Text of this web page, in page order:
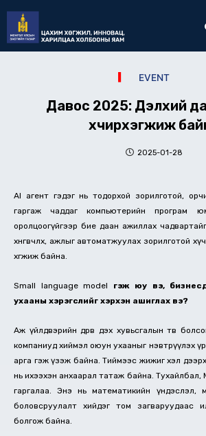
content
EVENT
Давос 2025: Дэлхий
хүчирхэгжиж
2025-01-28
AI агент гэдэг нь тодорхой зорилготой,
гаргаж чаддаг компьютерийн програм
оролцоогүйгээр бие даан ажиллах
хөнгөвчлөх, ажлыг автоматжуулах зорилготой
хөгжиж байна.
Small language model гэж юу вэ,
ухааны хэрэгслийг хэрхэн ашиглах вэ?
Аж үйлдвэрийн дөрөв дэх хувьсгалын төв
компаниуд хиймэл оюун ухааныг нэвтрүүлэх
арга гэж үзэж байна. Тиймээс жижиг хэл
нь ихээхэн анхаарал татаж байна.
гаргалаа. Энэ нь математикийн үндэслэл,
боловсруулалт хийдэг том загваруудаас
болгож байна.